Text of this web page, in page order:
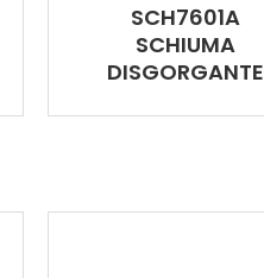
SCH7601A
SCHIUMA
DISGORGANTE